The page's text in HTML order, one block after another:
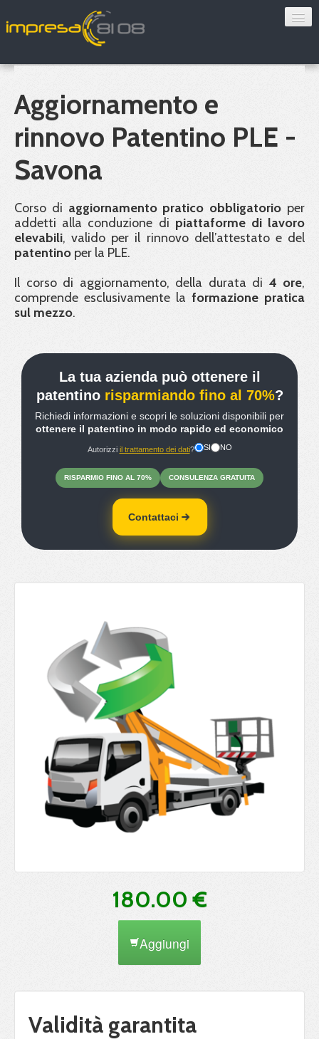
Sorveglianza sanitaria
Convenzioni
Blog
Contatti
Aggiornamento e
rinnovo Patentino PLE -
Savona
Corso di aggiornamento pratico obbligatorio per
addetti alla conduzione di piattaforme di lavoro
elevabili, valido per il rinnovo dell’attestato e del
patentino per la PLE.
Il corso di aggiornamento, della durata di 4 ore,
comprende esclusivamente la formazione pratica
sul mezzo.
La tua azienda può ottenere il
patentino risparmiando fino al 70%?
Richiedi informazioni e scopri le soluzioni disponibili per
ottenere il patentino in modo rapido ed economico
Autorizzi il trattamento dei dati? SI NO
RISPARMIO FINO AL 70% CONSULENZA GRATUITA
Contattaci
180.00 €
Aggiungi
Validità garantita